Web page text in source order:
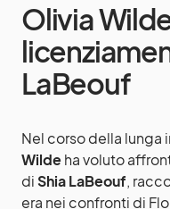
Olivia
LaBeouf
Nel corso della lunga
Wildeha voluto
diShia LaBeouf,
era nei confronti di